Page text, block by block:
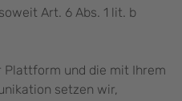
Art. 6 Abs. 1 lit. b
Plattform und die mit Ihrem
setzen wir,